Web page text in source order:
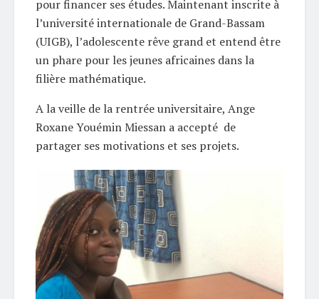
pour financer ses études. Maintenant inscrite à
l’université internationale de Grand-Bassam
(UIGB), l’adolescente rêve grand et entend être
un phare pour les jeunes africaines dans la
filière mathématique.
A la veille de la rentrée universitaire, Ange
Roxane Youémin Miessan a accepté de
partager ses motivations et ses projets.